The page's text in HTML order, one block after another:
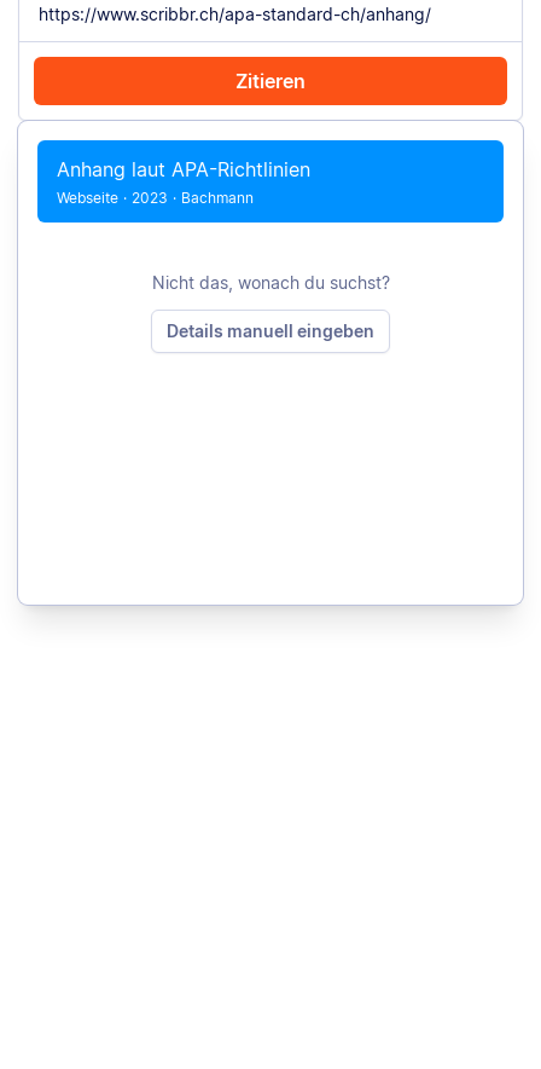
Zitieren
Mit Chrome zitieren Manuell zitieren
Anhang laut APA-Richtlinien
Webseite · 2023 · Bachmann
Nicht das, wonach du suchst?
Details manuell eingeben